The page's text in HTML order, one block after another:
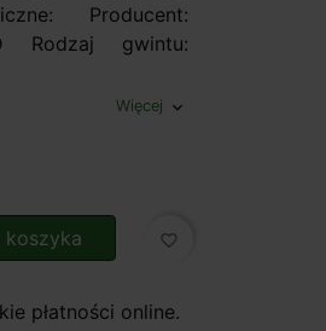
Producent:
Rodzaj gwintu:
Więcej expand_more
koszyka favorite_border
płatności online.